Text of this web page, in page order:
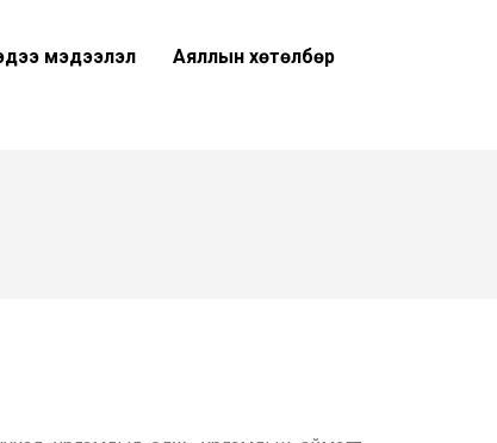
мэдээлэл Аяллын хөтөлбөр